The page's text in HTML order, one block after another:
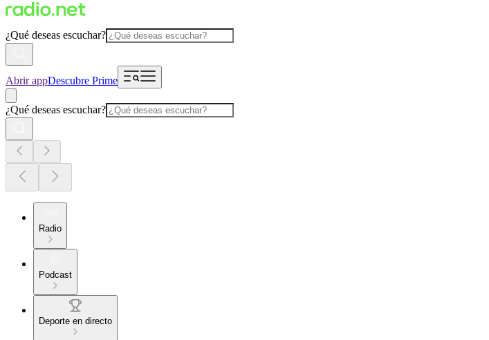
¿Qué deseas escuchar?
Abrir appDescubre Prime
¿Qué deseas escuchar?
Radio
Podcast
Deporte en directo